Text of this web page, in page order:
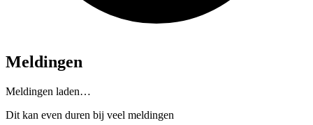
Meldingen
Meldingen laden…
Dit kan even duren bij veel meldingen